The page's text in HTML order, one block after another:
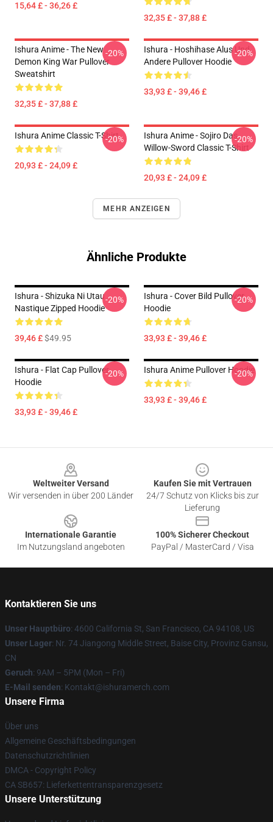
15,64 £ - 36,26 £
32,35 £ - 37,88 £
Ishura Anime - The New
Demon King War Pullover
Sweatshirt
32,35 £ - 37,88 £
-20%
Ishura - Hoshihase Alus Und
Andere Pullover Hoodie
33,93 £ - 39,46 £
-20%
Ishura Anime Classic T-Shirt
20,93 £ - 24,09 £
-20%
Ishura Anime - Sojiro Das
Willow-Sword Classic T-Shirt
20,93 £ - 24,09 £
-20%
MEHR ANZEIGEN
Ähnliche Produkte
Ishura - Shizuka Ni Utau
Nastique Zipped Hoodie
39,46 £$49.95
-20%
Ishura - Cover Bild Pullover
Hoodie
33,93 £ - 39,46 £
-20%
Ishura - Flat Cap Pullover
Hoodie
33,93 £ - 39,46 £
-20% Ishura Anime Pullover Hoodie
33,93 £ - 39,46 £
-20%
Weltweiter Versand
Wir versenden in über 200 Länder
Kaufen Sie mit Vertrauen
24/7 Schutz von Klicks bis zur
Lieferung
Internationale Garantie
Im Nutzungsland angeboten
100% Sicherer Checkout
PayPal / MasterCard / Visa
Kontaktieren Sie uns
Unser Hauptbüro: 4600 California St, San Francisco, CA 94108, US
Unser Lager: Nr. 74 Jiangong Middle Street, Baise City, Provinz Gansu,
CN
Geruch: 9AM – 5PM (Mon – Fri)
E-Mail senden: Kontakt@ishuramerch.com
Unsere Firma
Über uns
Allgemeine Geschäftsbedingungen
Datenschutzrichtlinien
DMCA - Copyright Policy
CA SB657: Lieferkettentransparenzgesetz
Unsere Unterstützung